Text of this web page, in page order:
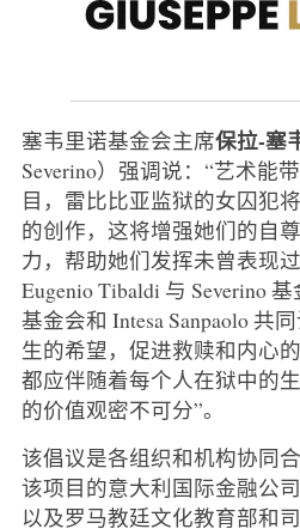
塞韦里诺基金会主席保拉-塞
Severino）强调说：“艺术能
目，雷比比亚监狱的女囚犯
的创作，这将增强她们的自
力，帮助她们发挥未曾表现
Eugenio Tibaldi 与 Severino
基金会和 Intesa Sanpaolo 共
生的希望，促进救赎和内心
都应伴随着每个人在狱中的
的价值观密不可分”。
该倡议是各组织和机构协同
该项目的意大利国际金融公司
以及罗马教廷文化教育部和